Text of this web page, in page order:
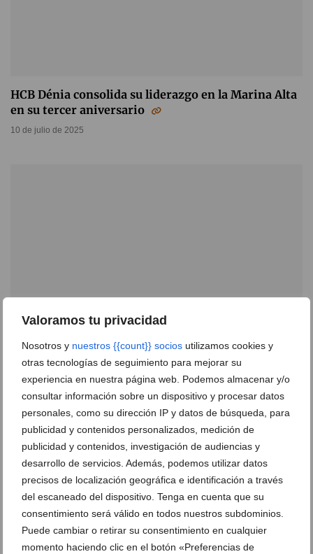
Valoramos tu privacidad
Nosotros y nuestros {{count}} socios utilizamos cookies y
otras tecnologías de seguimiento para mejorar su
experiencia en nuestra página web. Podemos almacenar y/o
consultar información sobre un dispositivo y procesar datos
personales, como su dirección IP y datos de búsqueda, para
publicidad y contenidos personalizados, medición de
publicidad y contenidos, investigación de audiencias y
desarrollo de servicios. Además, podemos utilizar datos
precisos de localización geográfica e identificación a través
del escaneado del dispositivo. Tenga en cuenta que su
consentimiento será válido en todos nuestros subdominios.
Puede cambiar o retirar su consentimiento en cualquier
momento haciendo clic en el botón «Preferencias de
HCB Dénia consolida su liderazgo en la Marina Alta
en su tercer aniversario
10 de julio de 2025
HCB Dénia impulsa una Consulta Monográfica de
Cefaleas para el manejo de migrañas complejas
23 de junio de 2025